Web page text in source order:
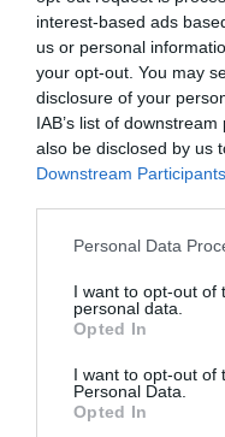
interest-based ads
us or personal
your opt-out. You may
disclosure of your
IAB’s list of
also be disclosed by us
Downstream Participants
Personal Data
I want to opt-out of
personal data.
Opted In
I want to opt-out of
Personal Data.
Opted In
Índex2P
interanual. La
mitad, hasta 32,4
euros).
Añadir2Playbook
de forma gratuita
Mantente informado
Compartir